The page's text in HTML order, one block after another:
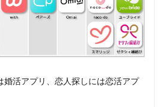
婚活アプリ、恋人探しには恋活アプ